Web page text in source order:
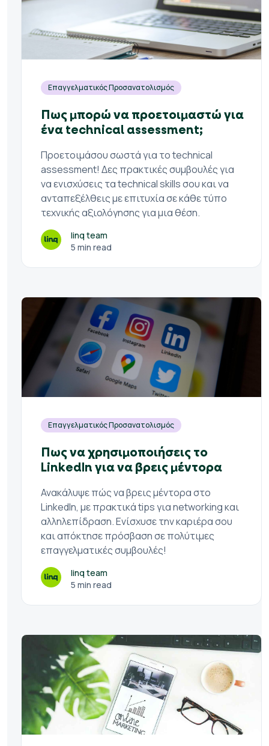
Επαγγελματικός Προσανατολισμός
Πως μπορώ να προετοιμαστώ για
ένα technical assessment;
Προετοιμάσου σωστά για το technical
assessment! Δες πρακτικές συμβουλές για
να ενισχύσεις τα technical skills σου και να
ανταπεξέλθεις με επιτυχία σε κάθε τύπο
τεχνικής αξιολόγησης για μια θέση.
linq team
5 min read
Επαγγελματικός Προσανατολισμός
Πως να χρησιμοποιήσεις το
LinkedIn για να βρεις μέντορα
Ανακάλυψε πώς να βρεις μέντορα στο
LinkedIn, με πρακτικά tips για networking και
αλληλεπίδραση. Ενίσχυσε την καριέρα σου
και απόκτησε πρόσβαση σε πολύτιμες
επαγγελματικές συμβουλές!
linq team
5 min read